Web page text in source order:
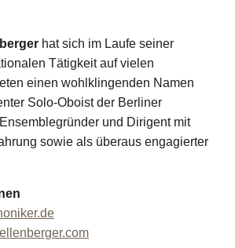
hat sich im Laufe seiner
Tätigkeit auf vielen
einen wohlklingenden Namen
Solo-Oboist der Berliner
und Dirigent mit
sowie als überaus engagierter